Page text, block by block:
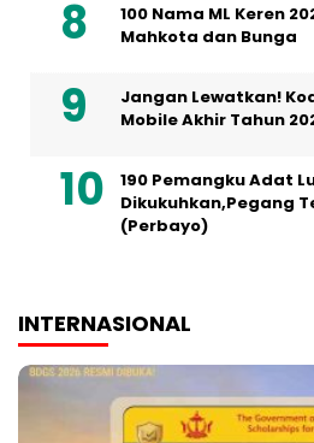
100 Nama ML Keren
Mahkota dan Bunga
Jangan Lewatkan!
Mobile Akhir Tahun
190 Pemangku Adat
Dikukuhkan,Pegang
(Perbayo)
INTERNASIONAL